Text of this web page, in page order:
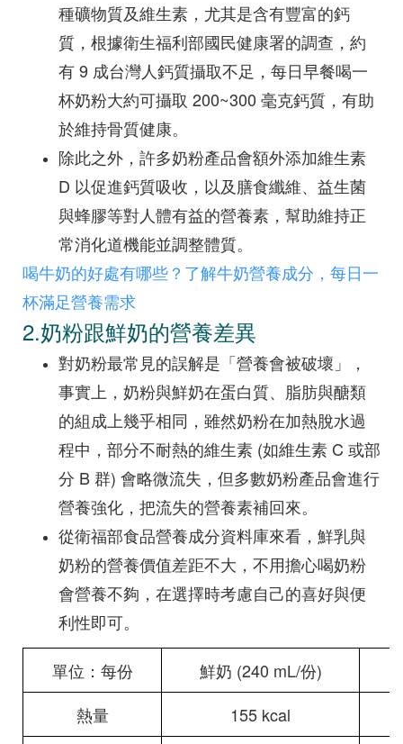
種礦物質及維生素，尤其是含有豐富的鈣
質，根據衛生福利部國民健康署的調查，約
有 9 成台灣人鈣質攝取不足，每日早餐喝一
杯奶粉大約可攝取 200~300 毫克鈣質，有助
於維持骨質健康。
除此之外，許多奶粉產品會額外添加維生素
D 以促進鈣質吸收，以及膳食纖維、益生菌
與蜂膠等對人體有益的營養素，幫助維持正
常消化道機能並調整體質。
喝牛奶的好處有哪些？了解牛奶營養成分，每日一
杯滿足營養需求
2.奶粉跟鮮奶的營養差異
對奶粉最常見的誤解是「營養會被破壞」，
事實上，奶粉與鮮奶在蛋白質、脂肪與醣類
的組成上幾乎相同，雖然奶粉在加熱脫水過
程中，部分不耐熱的維生素 (如維生素 C 或部
分 B 群) 會略微流失，但多數奶粉產品會進行
營養強化，把流失的營養素補回來。
從衛福部食品營養成分資料庫來看，鮮乳與
奶粉的營養價值差距不大，不用擔心喝奶粉
會營養不夠，在選擇時考慮自己的喜好與便
利性即可。
單位：每份 鮮奶 (240 mL/份)
熱量
155 kcal